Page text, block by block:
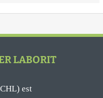
LABORIT
est